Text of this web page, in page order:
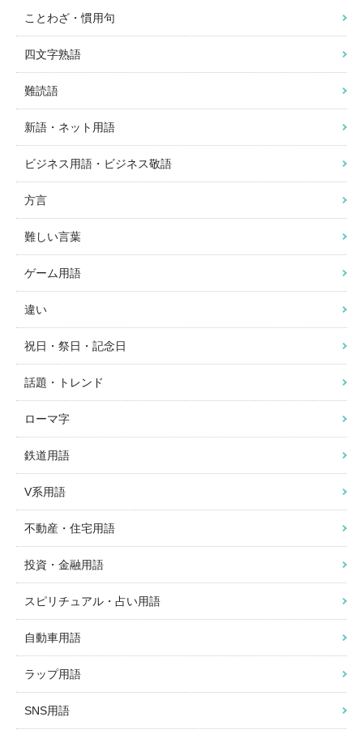
ことわざ・慣用句
四文字熟語
難読語
新語・ネット用語
ビジネス用語・ビジネス敬語
方言
難しい言葉
ゲーム用語
違い
祝日・祭日・記念日
話題・トレンド
ローマ字
鉄道用語
V系用語
不動産・住宅用語
投資・金融用語
スピリチュアル・占い用語
自動車用語
ラップ用語
SNS用語